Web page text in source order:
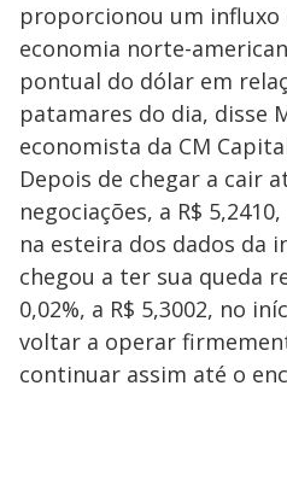
proporcionou um influxo
economia norte-
pontual do dólar em
patamares do dia, disse
economista da CM
Depois de chegar a cair
negociações, a R$
na esteira dos dados da
chegou a ter sua queda
0,02%, a R$ 5,3002, no
voltar a operar
continuar assim até o